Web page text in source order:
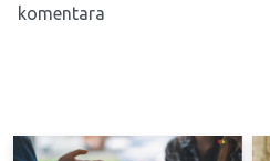
komentara